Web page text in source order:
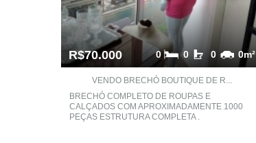
R$70.000 0m²
0
0
0
VENDO BRECHÓ BOUTIQUE DE R...
BRECHÓ COMPLETO DE ROUPAS E
CALÇADOS COM APROXIMADAMENTE 1000
PEÇAS ESTRUTURA COMPLETA .